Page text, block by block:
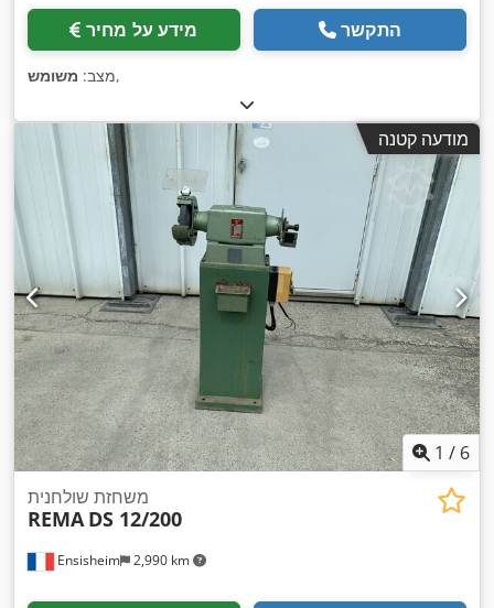
מידע על מחיר התקשר
מצב: משומש ,
מודעה קטנה
1 / 6
Ensisheim 2,990 km
משחזת שולחנית
REMA DS 12/200